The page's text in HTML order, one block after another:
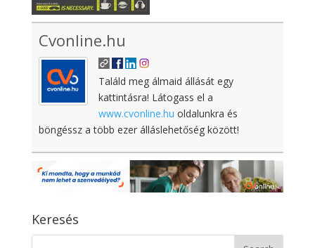
Cvonline.hu
Találd meg álmaid állását egy
kattintásra! Látogass el a
www.cvonline.hu oldalunkra és
böngéssz a több ezer álláslehetőség között!
Keresés